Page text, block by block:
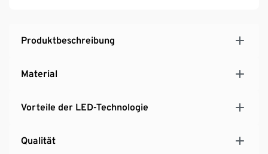
Lichtstärke 3.840 Lumen, 32 Watt
Lichtfarbe warmweiß – 3.000 K
Produktbeschreibung
Material
Vorteile der LED-Technologie
Qualität